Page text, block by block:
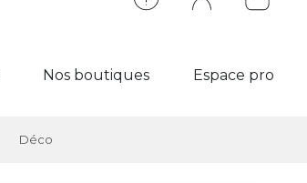
Nos boutiques Espace pro
Déco